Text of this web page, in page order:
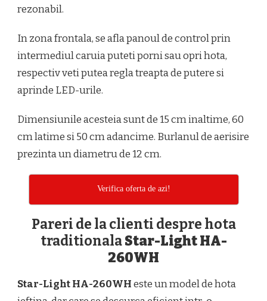
rezonabil.
In zona frontala, se afla panoul de control prin
intermediul caruia puteti porni sau opri hota,
respectiv veti putea regla treapta de putere si
aprinde LED-urile.
Dimensiunile acesteia sunt de 15 cm inaltime, 60
cm latime si 50 cm adancime. Burlanul de aerisire
prezinta un diametru de 12 cm.
Verifica oferta de azi!
Pareri de la clienti despre hota
traditionalaStar-Light HA-
260WH
Star-Light HA-260WHeste un model de hota